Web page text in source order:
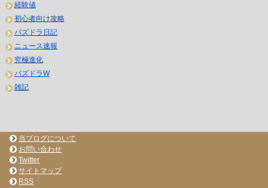
経験値
初心者向け攻略
パズドラ日記
ニュース速報
究極進化
パズドラW
雑記
当ブログについて
お問い合わせ
Twitter
サイトマップ
RSS